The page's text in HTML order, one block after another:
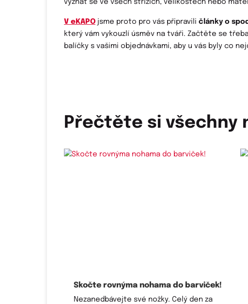
vyznat se ve všech střizích, velikostech nebo
V eKAPO jsme proto pro vás připravili články o
který vám vykouzlí úsměv na tváři. Začtěte se
balíčky s vašimi objednávkami, aby u vás byly co
Přečtěte si všechny
Skočte rovnýma nohama do barviček!
Nezanedbávejte své nožky. Celý den za